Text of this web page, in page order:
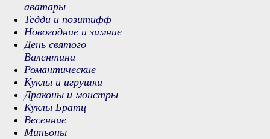
аватары
Тедди и позитифф
Новогодние и зимние
День святого
Валентина
Романтические
Куклы и игрушки
Драконы и монстры
Куклы Братц
Весенние
Миньоны